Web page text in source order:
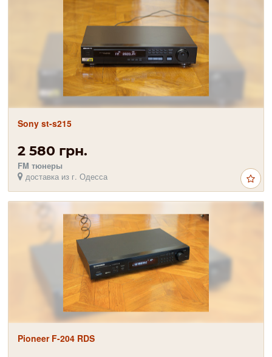
Sony st-s215
2 580 грн.
FM тюнеры
доставка из г. Одесса
Pioneer F-204 RDS